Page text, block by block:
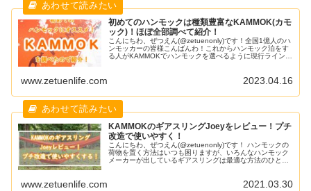
初めてのハンモックは種類豊富なKAMMOK(カモ
ック)！ほぼ全部調べて紹介！
こんにちわ、ぜつえん(@zetuenonly)です！全国1億人のハ
ンモッカーの皆様こんばんわ！これからハンモック泊をす
る人がKAMMOKでハンモックを選べるように現行ラインナ
www.zetuenlife.com 2023.04.16
KAMMOKのギアスリングJoeyをレビュー！プチ
改造で使いやすく！
こんにちわ、ぜつえん(@zetuenonly)です！ ハンモックの
荷物を置く方法はいつも困りますが、いろんなハンモック
メーカーが出しているギアスリングは最適な方法のひとつ
www.zetuenlife.com 2021.03.30